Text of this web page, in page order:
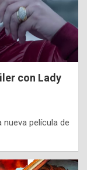
con Lady
nueva película de